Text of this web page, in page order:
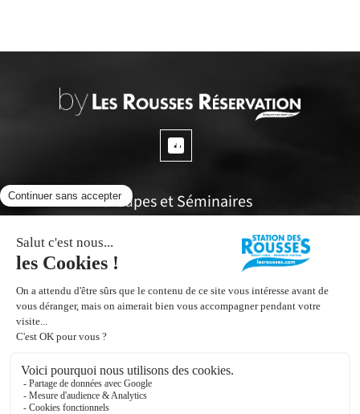
Groupes et Séminaires
Espace propriétaires
Office de tourisme
Inscrivez vous à notre Newsletter
Contactez nous !